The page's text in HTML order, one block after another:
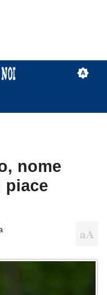
nome
piace